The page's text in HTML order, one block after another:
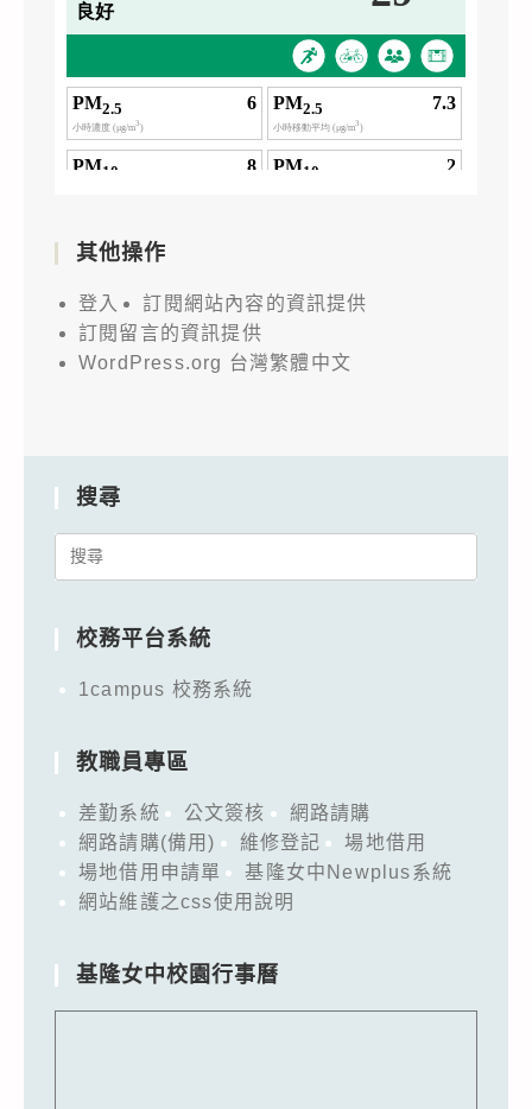
其他操作
登入
訂閱網站內容的資訊提供
訂閱留言的資訊提供
WordPress.org 台灣繁體中文
搜尋
Search
校務平台系統
1campus 校務系統
教職員專區
差勤系統 公文簽核
網路請購
網路請購(備用)
維修登記
場地借用
場地借用申請單
基隆女中Newplus系統
網站維護之css使用說明
基隆女中校園行事曆